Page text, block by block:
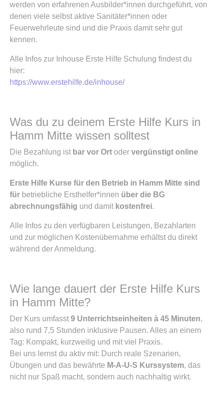
werden von erfahrenen Ausbilder*innen durchgeführt, von
denen viele selbst aktive Sanitäter*innen oder
Feuerwehrleute sind und die Praxis damit sehr gut
kennen.
Alle Infos zur Inhouse Erste Hilfe Schulung findest du
hier:
https://www.erstehilfe.de/inhouse/
Was du zu deinem Erste Hilfe Kurs in
Hamm Mitte wissen solltest
Die Bezahlung ist bar vor Ort oder vergünstigt online
möglich.
Erste Hilfe Kurse für den Betrieb in Hamm Mitte sind
für betriebliche Ersthelfer*innen über die BG
abrechnungsfähig und damit kostenfrei.
Alle Infos zu den verfügbaren Leistungen, Bezahlarten
und zur möglichen Kostenübernahme erhältst du direkt
während der Anmeldung.
Wie lange dauert der Erste Hilfe Kurs
in Hamm Mitte?
Der Kurs umfasst 9 Unterrichtseinheiten à 45 Minuten,
also rund 7,5 Stunden inklusive Pausen. Alles an einem
Tag: Kompakt, kurzweilig und mit viel Praxis.
Bei uns lernst du aktiv mit: Durch reale Szenarien,
Übungen und das bewährte M-A-U-S Kurssystem, das
nicht nur Spaß macht, sondern auch nachhaltig wirkt.